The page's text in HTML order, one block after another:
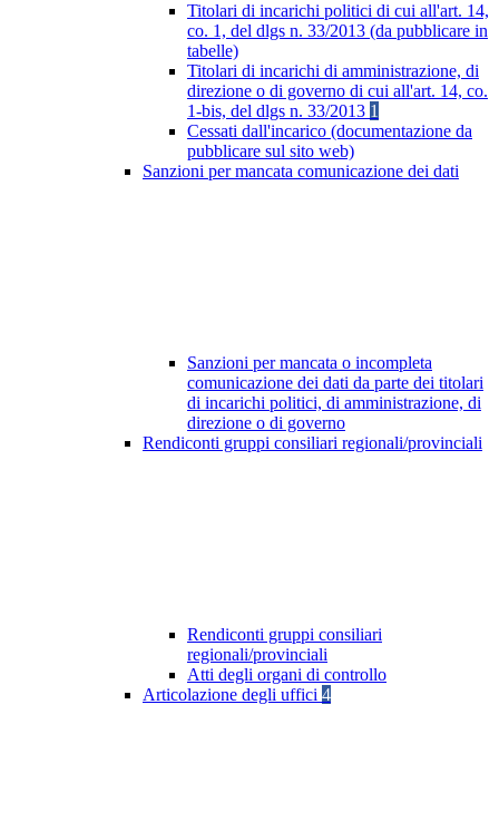
Titolari di incarichi politici di cui all'art. 14,
co. 1, del dlgs n. 33/2013 (da pubblicare in
tabelle)
Titolari di incarichi di amministrazione, di
direzione o di governo di cui all'art. 14, co.
1-bis, del dlgs n. 33/2013 1
Cessati dall'incarico (documentazione da
pubblicare sul sito web)
Sanzioni per mancata comunicazione dei dati
Sanzioni per mancata o incompleta
comunicazione dei dati da parte dei titolari
di incarichi politici, di amministrazione, di
direzione o di governo
Rendiconti gruppi consiliari regionali/provinciali
Rendiconti gruppi consiliari
regionali/provinciali
Atti degli organi di controllo
Articolazione degli uffici 4